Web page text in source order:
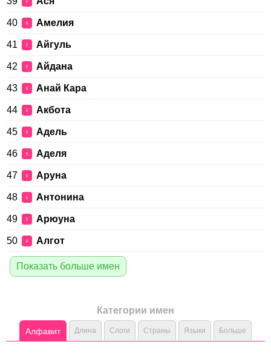
40 ♀ Амелия
41 ♀ Айгуль
42 ♀ Айдана
43 ♀ Анай Кара
44 ♀ Акбота
45 ♀ Адель
46 ♀ Аделя
47 ♀ Аруна
48 ♀ Антонина
49 ♀ Арюуна
50 ♀ Алгот
Показать больше имен
Категории имен
Алфавит Длина Слоги Страны Языки Больше